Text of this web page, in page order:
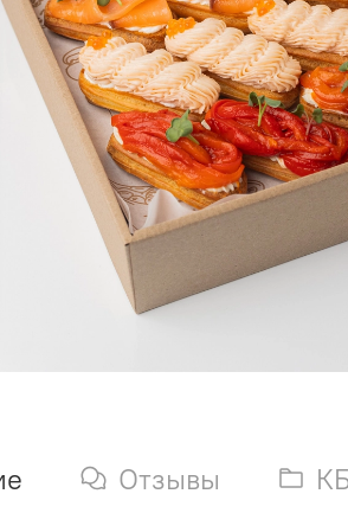
Отзывы